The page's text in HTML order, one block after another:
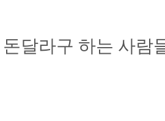
돈달라구 하는 사람